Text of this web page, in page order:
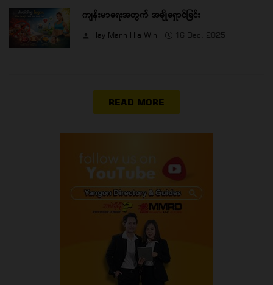
ကျန်းမာရေးအတွက် အချိုရှောင်ခြင်း
Hay Mann Hla Win 16 Dec, 2025
READ MORE